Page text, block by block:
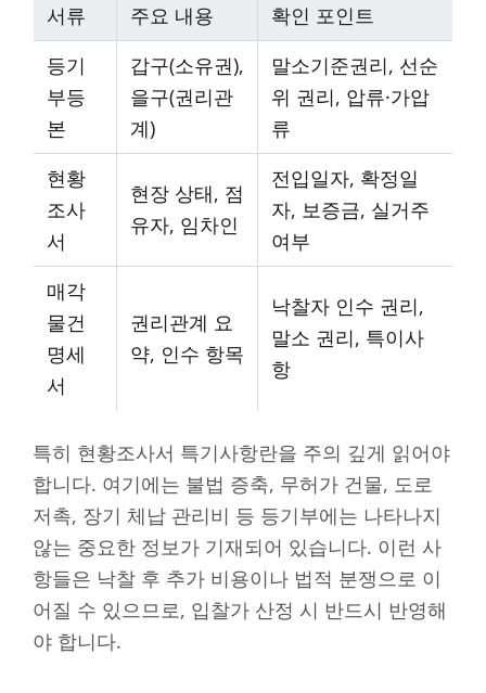
서류 주요 내용
확인 포인트
등기
부등
본
갑구(소유권),
을구(권리관
계)
말소기준권리, 선순
위 권리, 압류·가압
류
현황
조사
서
현장 상태, 점
유자, 임차인
전입일자, 확정일
자, 보증금, 실거주
여부
매각
물건
명세
서
권리관계 요
약, 인수 항목
낙찰자 인수 권리,
말소 권리, 특이사
항
특히 현황조사서 특기사항란을 주의 깊게 읽어야
합니다. 여기에는 불법 증축, 무허가 건물, 도로
저촉, 장기 체납 관리비 등 등기부에는 나타나지
않는 중요한 정보가 기재되어 있습니다. 이런 사
항들은 낙찰 후 추가 비용이나 법적 분쟁으로 이
어질 수 있으므로, 입찰가 산정 시 반드시 반영해
야 합니다.